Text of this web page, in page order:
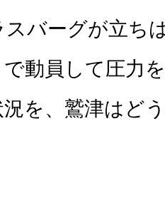
スバーグが立ち
動員して圧力
を、鷲津はど